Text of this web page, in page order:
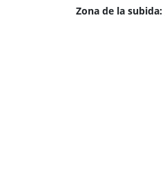
Zona de la subida: